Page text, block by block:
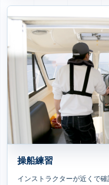
操船練習
インストラクターが近くで